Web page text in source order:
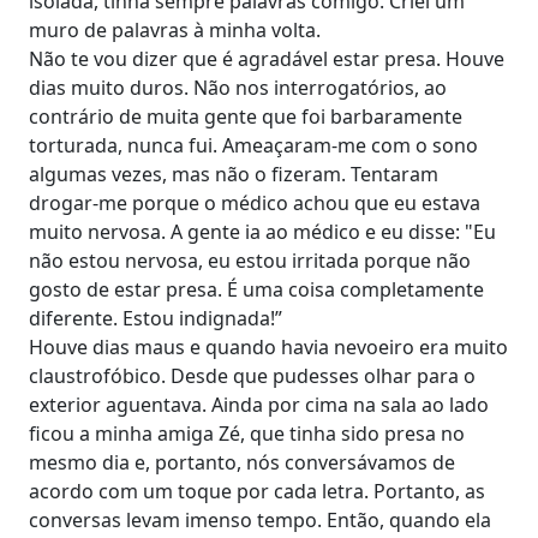
muro de palavras à minha volta.
Não te vou dizer que é agradável estar presa. Houve
dias muito duros. Não nos interrogatórios, ao
contrário de muita gente que foi barbaramente
torturada, nunca fui. Ameaçaram-me com o sono
algumas vezes, mas não o fizeram. Tentaram
drogar-me porque o médico achou que eu estava
muito nervosa. A gente ia ao médico e eu disse: "Eu
não estou nervosa, eu estou irritada porque não
gosto de estar presa. É uma coisa completamente
diferente. Estou indignada!”
Houve dias maus e quando havia nevoeiro era muito
claustrofóbico. Desde que pudesses olhar para o
exterior aguentava. Ainda por cima na sala ao lado
ficou a minha amiga Zé, que tinha sido presa no
mesmo dia e, portanto, nós conversávamos de
acordo com um toque por cada letra. Portanto, as
conversas levam imenso tempo. Então, quando ela